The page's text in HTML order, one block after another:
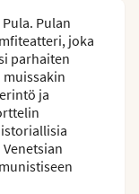
Pulan
joka
parhaiten
muissakin
ja